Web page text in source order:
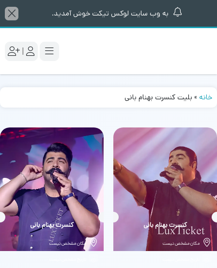
به وب سایت لوکس تیکت خوش آمدید.
|
خانه » بلیت کنسرت بهنام بانی
بلیط
کنسرت بهنام بانی
مکان مشخص نیست
بلیط
کنسرت بهنام بانی
مکان مشخص نیست